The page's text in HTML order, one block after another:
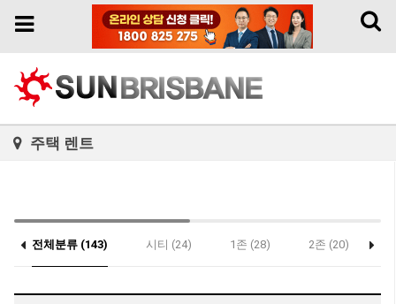
Toggle
Toggle
주택 렌트
전체분류 (143) 시티 (24) 1존 (28) 2존 (20)